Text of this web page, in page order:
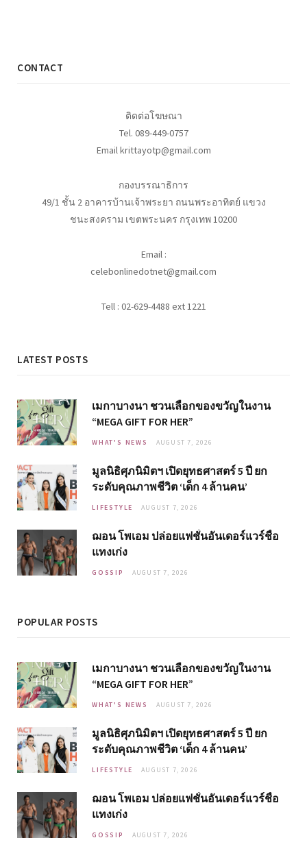
CONTACT
ติดต่อโฆษณา
Tel. 089-449-0757
Email krittayotp@gmail.com
กองบรรณาธิการ
49/1 ชั้น 2 อาคารบ้านเจ้าพระยา ถนนพระอาทิตย์ แขวง
ชนะสงคราม เขตพระนคร กรุงเทพ 10200
Email :
celebonlinedotnet@gmail.com
Tell : 02-629-4488 ext 1221
LATEST POSTS
เมกาบางนา ชวนเลือกของขวัญในงาน
“MEGA GIFT FOR HER”
WHAT'S NEWS AUGUST 7, 2026
มูลนิธิศุภนิมิตฯ เปิดยุทธศาสตร์ 5 ปี ยก
ระดับคุณภาพชีวิต ‘เด็ก 4 ล้านคน’
LIFESTYLE AUGUST 7, 2026
ฌอน โพเอม ปล่อยแฟชั่นอันเดอร์แวร์ชื่อ
แทงเก่ง
GOSSIP AUGUST 7, 2026
POPULAR POSTS
เมกาบางนา ชวนเลือกของขวัญในงาน
“MEGA GIFT FOR HER”
WHAT'S NEWS AUGUST 7, 2026
มูลนิธิศุภนิมิตฯ เปิดยุทธศาสตร์ 5 ปี ยก
ระดับคุณภาพชีวิต ‘เด็ก 4 ล้านคน’
LIFESTYLE AUGUST 7, 2026
ฌอน โพเอม ปล่อยแฟชั่นอันเดอร์แวร์ชื่อ
แทงเก่ง
GOSSIP AUGUST 7, 2026